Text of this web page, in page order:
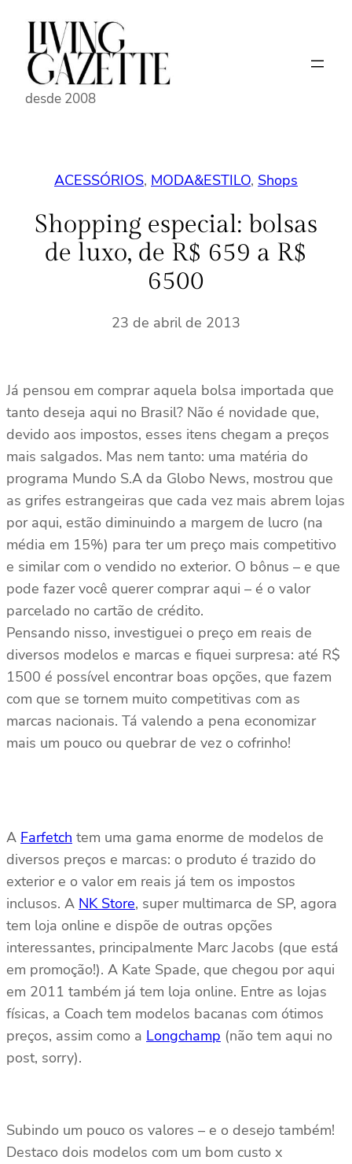
Pular
conteúdo
desde 2008
ACESSÓRIOS, MODA&ESTILO, Shops
Shopping especial: bolsas
de luxo, de R$ 659 a R$
6500
23 de abril de 2013
Já pensou em comprar aquela bolsa importada que
tanto deseja aqui no Brasil? Não é novidade que,
devido aos impostos, esses itens chegam a preços
mais salgados. Mas nem tanto: uma matéria do
programa Mundo S.A da Globo News, mostrou que
as grifes estrangeiras que cada vez mais abrem lojas
por aqui, estão diminuindo a margem de lucro (na
média em 15%) para ter um preço mais competitivo
e similar com o vendido no exterior. O bônus – e que
pode fazer você querer comprar aqui – é o valor
parcelado no cartão de crédito.
Pensando nisso, investiguei o preço em reais de
diversos modelos e marcas e fiquei surpresa: até R$
1500 é possível encontrar boas opções, que fazem
com que se tornem muito competitivas com as
marcas nacionais. Tá valendo a pena economizar
mais um pouco ou quebrar de vez o cofrinho!
A Farfetch tem uma gama enorme de modelos de
diversos preços e marcas: o produto é trazido do
exterior e o valor em reais já tem os impostos
inclusos. A NK Store, super multimarca de SP, agora
tem loja online e dispõe de outras opções
interessantes, principalmente Marc Jacobs (que está
em promoção!). A Kate Spade, que chegou por aqui
em 2011 também já tem loja online. Entre as lojas
físicas, a Coach tem modelos bacanas com ótimos
preços, assim como a Longchamp (não tem aqui no
post, sorry).
Subindo um pouco os valores – e o desejo também!
Destaco dois modelos com um bom custo x